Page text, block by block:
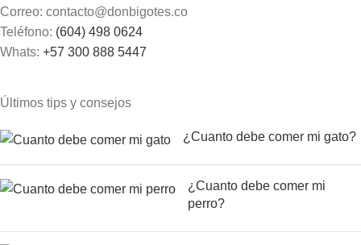
Correo: contacto@donbigotes.co
Teléfono: (604) 498 0624
Whats: +57 300 888 5447
Últimos tips y consejos
¿Cuanto debe comer mi gato?
¿Cuanto debe comer mi
perro?